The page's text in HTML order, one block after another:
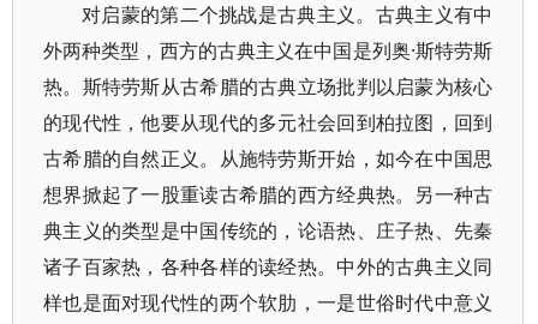
对启蒙的第二个挑战是古典主义。古典主义有中
外两种类型，西方的古典主义在中国是列奥·斯特劳斯
热。斯特劳斯从古希腊的古典立场批判以启蒙为核心
的现代性，他要从现代的多元社会回到柏拉图，回到
古希腊的自然正义。从施特劳斯开始，如今在中国思
想界掀起了一股重读古希腊的西方经典热。另一种古
典主义的类型是中国传统的，论语热、庄子热、先秦
诸子百家热，各种各样的读经热。中外的古典主义同
样也是面对现代性的两个软肋，一是世俗时代中意义